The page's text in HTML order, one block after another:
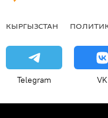
КЫРГЫЗСТАН
Telegram VK